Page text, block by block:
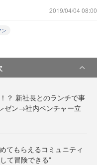
2019/04/04 08:00
ン
？ 新社長とのランチで事
ゼン→社内ベンチャー立
てもらえるコミュニティ
て冒険できる”